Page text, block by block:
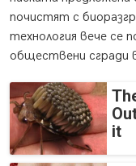
почистят с
технология вече се
обществени
it